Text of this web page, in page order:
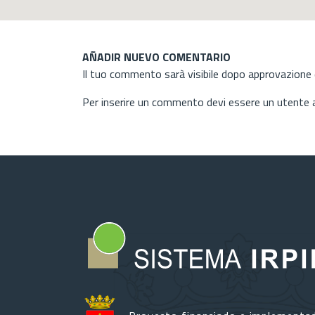
AÑADIR NUEVO COMENTARIO
Il tuo commento sarà visibile dopo approvazione
Per inserire un commento devi essere un